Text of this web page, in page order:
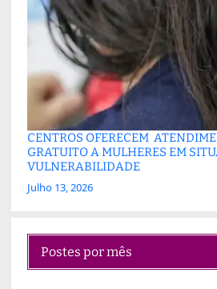
CENTROS OFERECEM
GRATUITO A MULHERES EM
VULNERABILIDADE
Julho 13, 2026
Postes por mês